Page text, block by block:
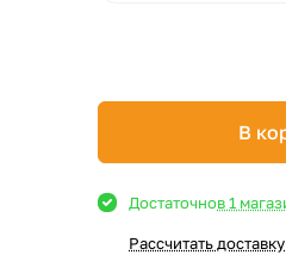
В
Достаточнов 1
Рассчитать доставку